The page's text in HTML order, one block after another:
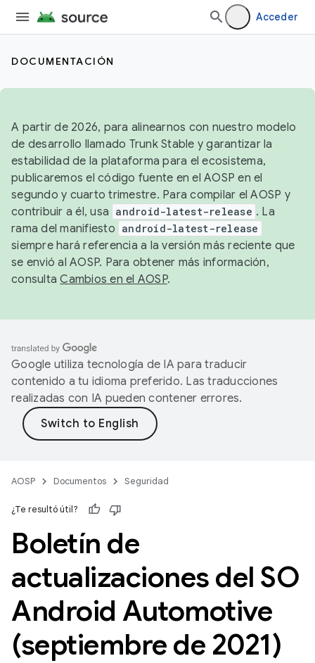
Acceder
DOCUMENTACIÓN
A partir de 2026, para alinearnos con nuestro modelo
de desarrollo llamado Trunk Stable y garantizar la
estabilidad de la plataforma para el ecosistema,
publicaremos el código fuente en el AOSP en el
segundo y cuarto trimestre. Para compilar el AOSP y
contribuir a él, usa android-latest-release . La
rama del manifiesto android-latest-release
siempre hará referencia a la versión más reciente que
se envió al AOSP. Para obtener más información,
consultaCambios en el AOSP.
Google utiliza tecnología de IA para traducir
contenido a tu idioma preferido. Las traducciones
realizadas con IA pueden contener errores.
AOSP Documentos Seguridad
¿Te resultó útil?
Boletín de
actualizaciones del SO
Android Automotive
(septiembre de 2021)